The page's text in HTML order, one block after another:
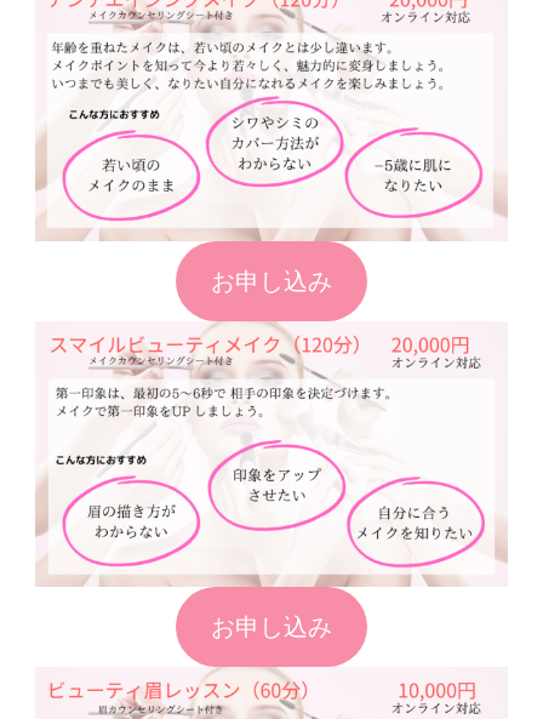
お申し込み
お申し込み